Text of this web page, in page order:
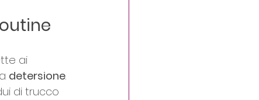
ai
detersione.
di trucco